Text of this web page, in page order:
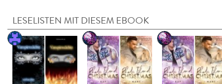
LESELISTEN MIT DIESEM EBOOK